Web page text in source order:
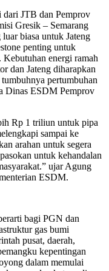
dari JTB dan Pemprov
Gresik – Semarang
biasa untuk Jateng
penting untuk
energi ramah
dan Jateng diharapkan
pertumbuhan
Dinas ESDM Pemprov
Rp 1 triliun untuk pipa
sampai ke
arahan untuk segera
untuk kehandalan
ujar Agung
ESDM.
bagi PGN dan
gas bumi
pusat, daerah,
kepentingan
dalam memulai